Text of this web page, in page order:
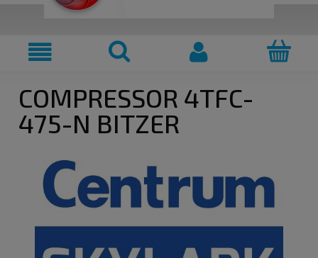
COMPRESSOR 4TFC-
475-N BITZER